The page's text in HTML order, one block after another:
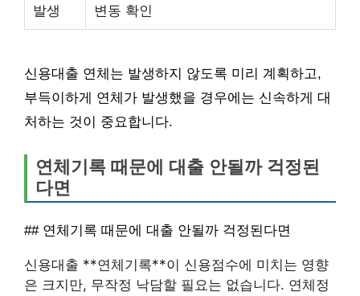
발생
변동 확인
신용대출 연체는 발생하지 않도록 미리 계획하고,
부득이하게 연체가 발생했을 경우에는 신속하게 대
처하는 것이 중요합니다.
연체기록 때문에 대출 안될까 걱정된
다면
## 연체기록 때문에 대출 안될까 걱정된다면
신용대출 **연체기록**이 신용점수에 미치는 영향
은 크지만, 무작정 낙담할 필요는 없습니다. 연체정